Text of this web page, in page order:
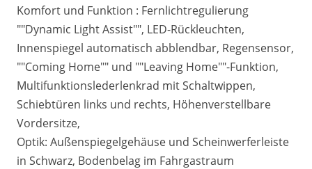
Komfort und Funktion : Fernlichtregulierung
""Dynamic Light Assist"", LED-Rückleuchten,
Innenspiegel automatisch abblendbar, Regensensor,
""Coming Home"" und ""Leaving Home""-Funktion,
Multifunktionslederlenkrad mit Schaltwippen,
Schiebtüren links und rechts, Höhenverstellbare
Vordersitze,
Optik: Außenspiegelgehäuse und Scheinwerferleiste
in Schwarz, Bodenbelag im Fahrgastraum